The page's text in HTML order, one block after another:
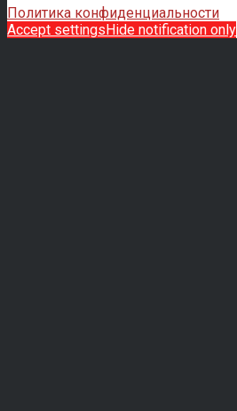
Политика конфиденциальности
Accept settingsHide notification only